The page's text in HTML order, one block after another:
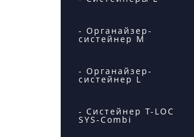
- Органайзер-
систейнер M
- Органайзер-
систейнер L
- Систейнер T-LOC
SYS-Combi